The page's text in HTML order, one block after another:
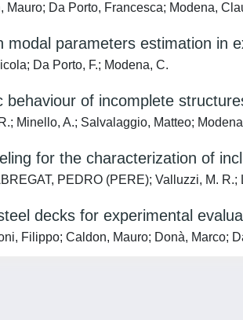
Da Porto, Francesca; Modena,
modal parameters estimation in
Da Porto, F.; Modena, C.
behaviour of incomplete
Minello, A.; Salvalaggio, Matteo;
for the characterization of
PEDRO (PERE); Valluzzi, M. R.;
decks for experimental
Filippo; Caldon, Mauro; Donà, Marco;